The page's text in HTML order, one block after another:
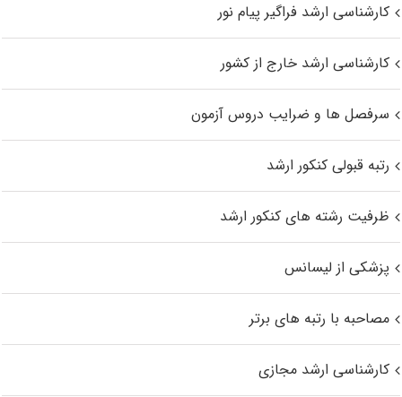
کارشناسی ارشد فراگیر پیام نور
کارشناسی ارشد خارج از کشور
سرفصل ها و ضرایب دروس آزمون
رتبه قبولی کنکور ارشد
ظرفیت رشته های کنکور ارشد
پزشکی از لیسانس
مصاحبه با رتبه های برتر
کارشناسی ارشد مجازی